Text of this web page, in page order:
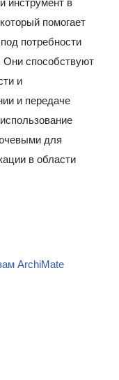
помогает
потребности
Они способствуют
и
и передаче
для
в области
ArchiMate